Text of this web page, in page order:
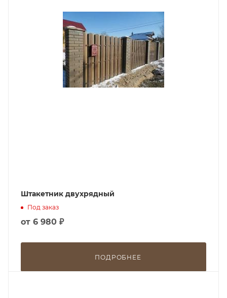
Штакетник двухрядный
Под заказ
от 6 980 ₽
ПОДРОБНЕЕ